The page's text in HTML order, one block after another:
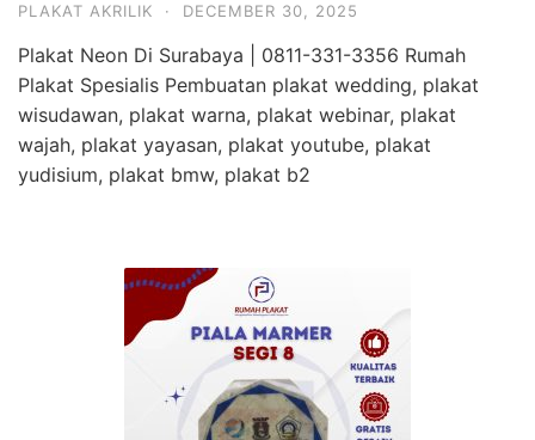
PLAKAT AKRILIK · DECEMBER 30, 2025
Plakat Neon Di Surabaya | 0811-331-3356 Rumah
Plakat Spesialis Pembuatan plakat wedding, plakat
wisudawan, plakat warna, plakat webinar, plakat
wajah, plakat yayasan, plakat youtube, plakat
yudisium, plakat bmw, plakat b2